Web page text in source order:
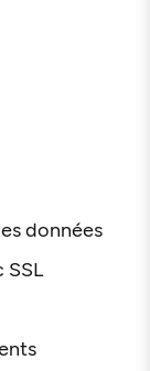
données
SSL